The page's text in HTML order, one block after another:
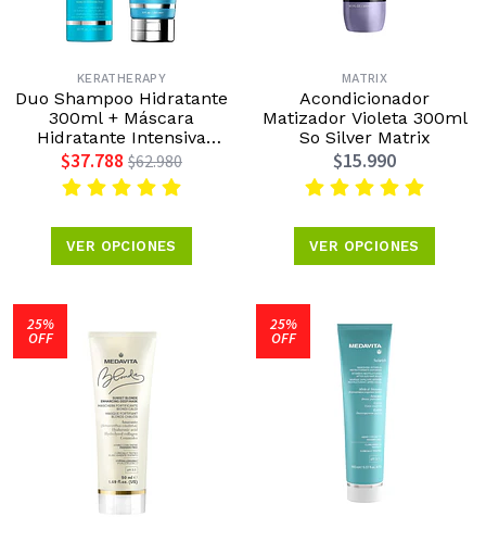
KERATHERAPY
Duo Shampoo Hidratante
300ml + Máscara
Hidratante Intensiva
237ml Keratherapy
$37.788 $62.980
VER OPCIONES
MATRIX
Acondicionador
Matizador Violeta 300ml
So Silver Matrix
$15.990
VER OPCIONES
25%
OFF
25%
OFF